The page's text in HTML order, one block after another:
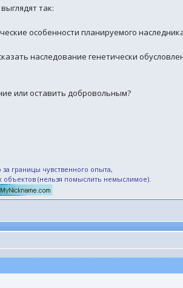
так:
особенности планируемого
наследование генетически
или оставить добровольным?
границы чувственного опыта,
(нельзя помыслить немыслимое).